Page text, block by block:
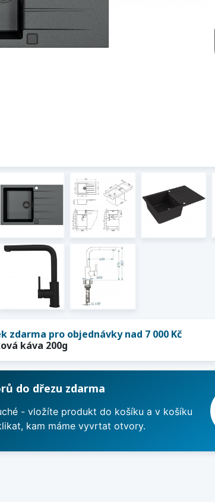
zdarma pro objednávky nad 7 000 Kč
káva 200g
do dřezu zdarma
- vložíte produkt do košíku a v košíku
kam máme vyvrtat otvory.